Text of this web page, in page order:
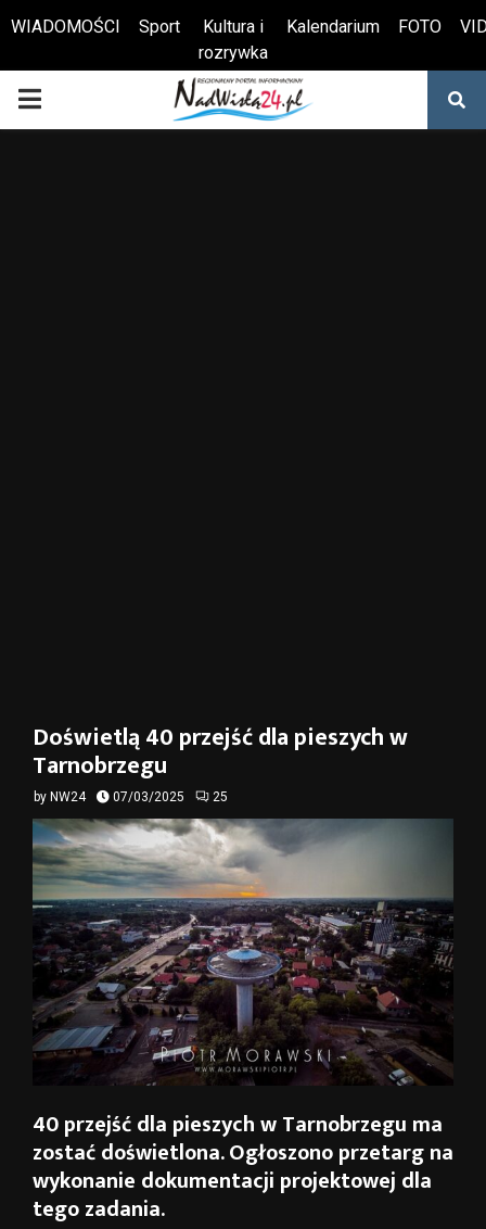
Otwórz pasek narzędzi
WIADOMOŚCI Sport
Kultura i
rozrywka
Kalendarium FOTO
PRIMARY
Doświetlą 40 przejść dla pieszych w
Tarnobrzegu
by NW24 07/03/2025 25
40 przejść dla pieszych w Tarnobrzegu ma
zostać doświetlona. Ogłoszono przetarg na
wykonanie dokumentacji projektowej dla
tego zadania.